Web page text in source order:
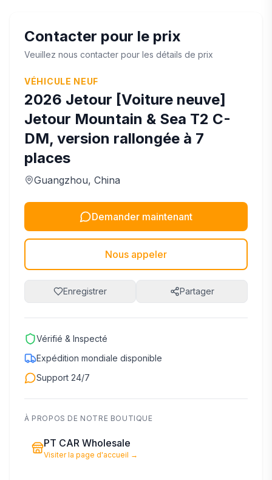
Contacter pour le prix
Veuillez nous contacter pour les détails de prix
VÉHICULE NEUF
2026 Jetour [Voiture neuve]
Jetour Mountain & Sea T2 C-
DM, version rallongée à 7
places
Guangzhou, China
Demander maintenant
Nous appeler
Enregistrer Partager
Vérifié & Inspecté
Expédition mondiale disponible
Support 24/7
À PROPOS DE NOTRE BOUTIQUE
PT CAR Wholesale
Visiter la page d'accueil →